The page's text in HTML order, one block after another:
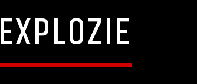
EXPLOZIE